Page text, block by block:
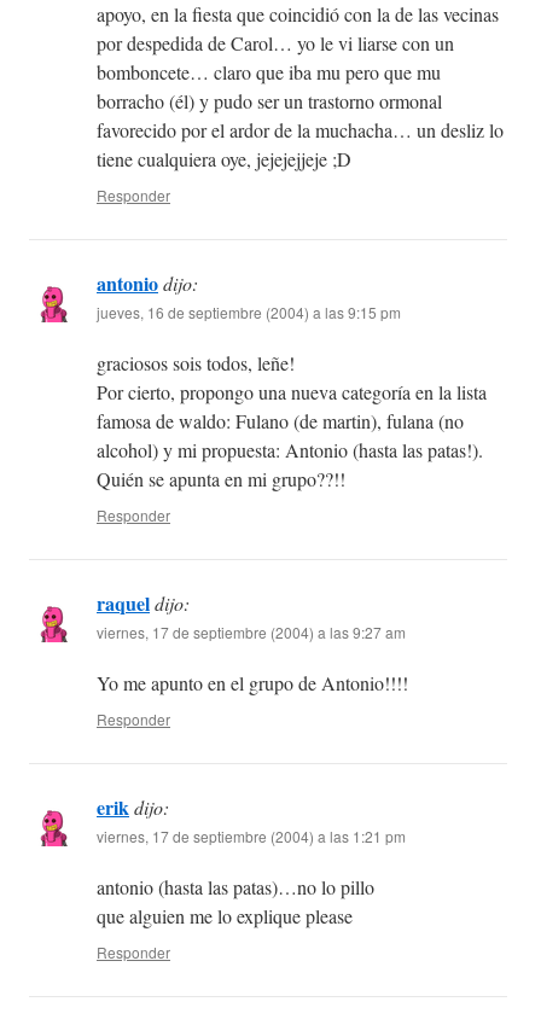
apoyo, en la fiesta que coincidió con la de las vecinas
por despedida de Carol… yo le vi liarse con un
bomboncete… claro que iba mu pero que mu
borracho (él) y pudo ser un trastorno ormonal
favorecido por el ardor de la muchacha… un desliz lo
tiene cualquiera oye, jejejejjeje ;D
Responder
antoniodijo:
jueves, 16 de septiembre (2004) a las 9:15 pm
graciosos sois todos, leñe!
Por cierto, propongo una nueva categoría en la lista
famosa de waldo: Fulano (de martin), fulana (no
alcohol) y mi propuesta: Antonio (hasta las patas!).
Quién se apunta en mi grupo??!!
Responder
raqueldijo:
viernes, 17 de septiembre (2004) a las 9:27 am
Yo me apunto en el grupo de Antonio!!!!
Responder
erikdijo:
viernes, 17 de septiembre (2004) a las 1:21 pm
antonio (hasta las patas)…no lo pillo
que alguien me lo explique please
Responder